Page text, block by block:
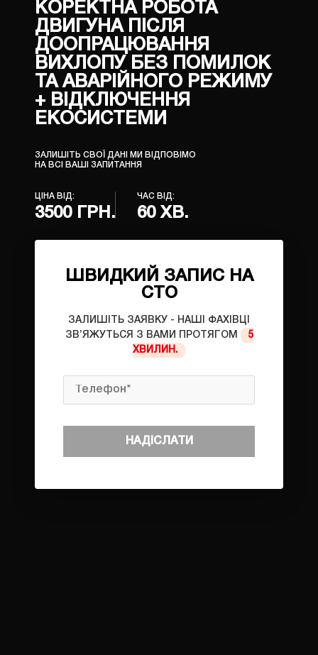
КОРЕКТНА РОБОТА
ДВИГУНА ПІСЛЯ
ДООПРАЦЮВАННЯ
ВИХЛОПУ БЕЗ ПОМИЛОК
ТА АВАРІЙНОГО РЕЖИМУ
+ ВІДКЛЮЧЕННЯ
ЕКОСИСТЕМИ
ЗАЛИШІТЬ СВОЇ ДАНІ МИ ВІДПОВІМО
НА ВСІ ВАШІ ЗАПИТАННЯ
ЦІНА ВІД:
3500 ГРН.
ЧАС ВІД:
60 ХВ.
ШВИДКИЙ ЗАПИС НА
СТО
ЗАЛИШІТЬ ЗАЯВКУ - НАШІ ФАХІВЦІ
ЗВ’ЯЖУТЬСЯ З ВАМИ ПРОТЯГОМ
5
ХВИЛИН.